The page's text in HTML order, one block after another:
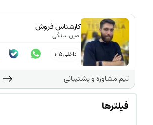
کارشناس فروش
امین سنگی
داخلی 105
تیم مشاوره و پشتیبانی
فیلترها